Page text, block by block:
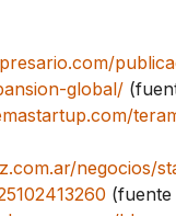
global/
negocios/
(fuente